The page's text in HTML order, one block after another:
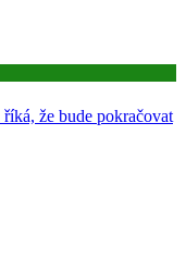
že bude pokračovat